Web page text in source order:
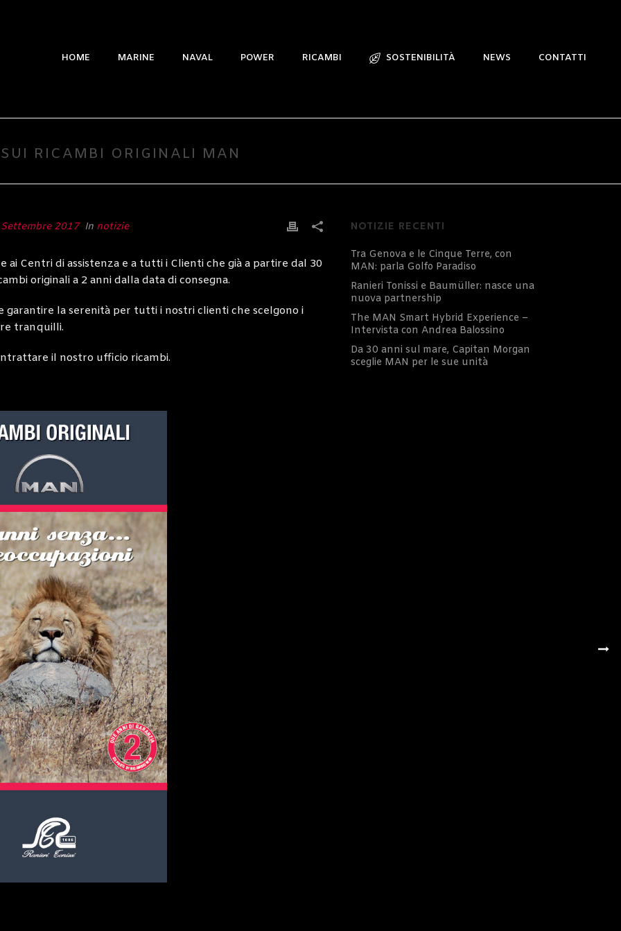
HOME MARINE NAVAL POWER RICAMBI SOSTENIBILITÀ NEWS CONTATTI
RICAMBI ORIGINALI MAN
2017 In notizie
ai Centri di assistenza e a tutti i Clienti che già a partire dal 30
originali a 2 anni dalla data di consegna.
garantire la serenità per tutti i nostri clienti che scelgono i
tranquilli.
il nostro ufficio ricambi.
NOTIZIE RECENTI
Tra Genova e le Cinque Terre, con
MAN: parla Golfo Paradiso
Ranieri Tonissi e Baumüller: nasce una
nuova partnership
The MAN Smart Hybrid Experience –
Intervista con Andrea Balossino
Da 30 anni sul mare, Capitan Morgan
sceglie MAN per le sue unità